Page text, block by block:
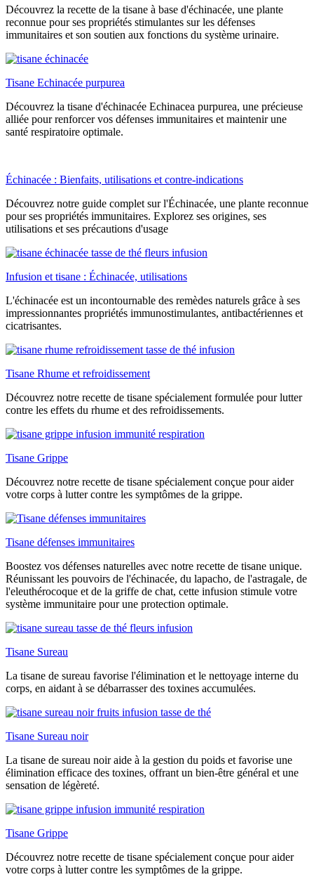
Découvrez la recette de la tisane à base d'échinacée, une plante
reconnue pour ses propriétés stimulantes sur les défenses
immunitaires et son soutien aux fonctions du système urinaire.
Tisane Echinacée purpurea
Découvrez la tisane d'échinacée Echinacea purpurea, une précieuse
alliée pour renforcer vos défenses immunitaires et maintenir une
santé respiratoire optimale.
Échinacée : Bienfaits, utilisations et contre-indications
Découvrez notre guide complet sur l'Échinacée, une plante reconnue
pour ses propriétés immunitaires. Explorez ses origines, ses
utilisations et ses précautions d'usage
Infusion et tisane : Échinacée, utilisations
L'échinacée est un incontournable des remèdes naturels grâce à ses
impressionnantes propriétés immunostimulantes, antibactériennes et
cicatrisantes.
Tisane Rhume et refroidissement
Découvrez notre recette de tisane spécialement formulée pour lutter
contre les effets du rhume et des refroidissements.
Tisane Grippe
Découvrez notre recette de tisane spécialement conçue pour aider
votre corps à lutter contre les symptômes de la grippe.
Tisane défenses immunitaires
Boostez vos défenses naturelles avec notre recette de tisane unique.
Réunissant les pouvoirs de l'échinacée, du lapacho, de l'astragale, de
l'eleuthérocoque et de la griffe de chat, cette infusion stimule votre
système immunitaire pour une protection optimale.
Tisane Sureau
La tisane de sureau favorise l'élimination et le nettoyage interne du
corps, en aidant à se débarrasser des toxines accumulées.
Tisane Sureau noir
La tisane de sureau noir aide à la gestion du poids et favorise une
élimination efficace des toxines, offrant un bien-être général et une
sensation de légèreté.
Tisane Grippe
Découvrez notre recette de tisane spécialement conçue pour aider
votre corps à lutter contre les symptômes de la grippe.